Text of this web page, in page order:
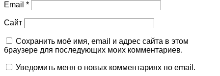
Email *
Сайт
Сохранить моё имя, email и адрес сайта в этом
браузере для последующих моих комментариев.
Уведомить меня о новых комментариях по email.